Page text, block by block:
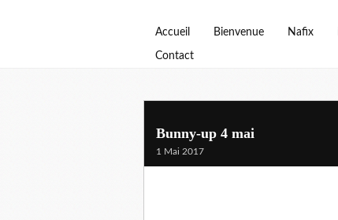
Accueil Bienvenue Nafix
Contact
Bunny-up 4 mai
1 Mai 2017